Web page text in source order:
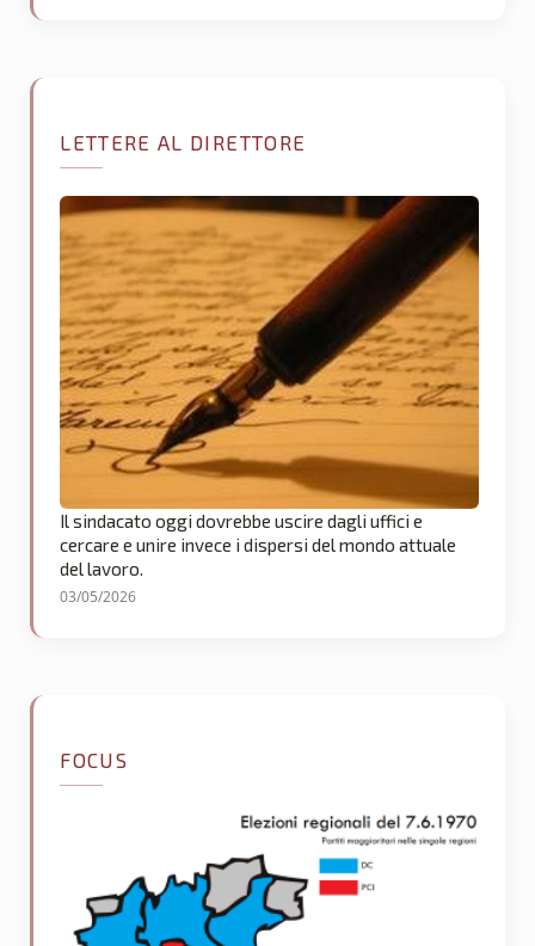
LETTERE AL DIRETTORE
Il sindacato oggi dovrebbe uscire dagli uffici e
cercare e unire invece i dispersi del mondo attuale
del lavoro.
03/05/2026
FOCUS